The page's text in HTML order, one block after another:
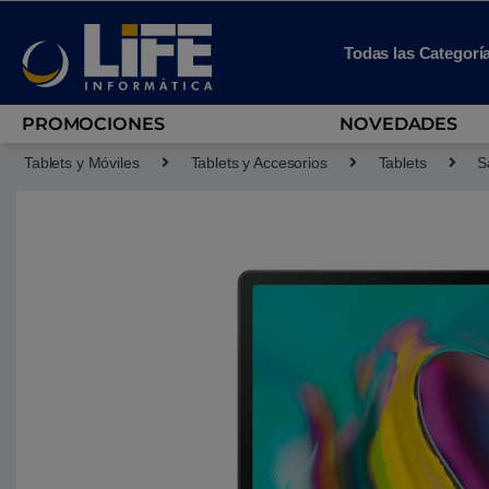
Todas las
PROMOCIONES NOVEDADES
Tablets y Móviles Tablets y Accesorios Tablets